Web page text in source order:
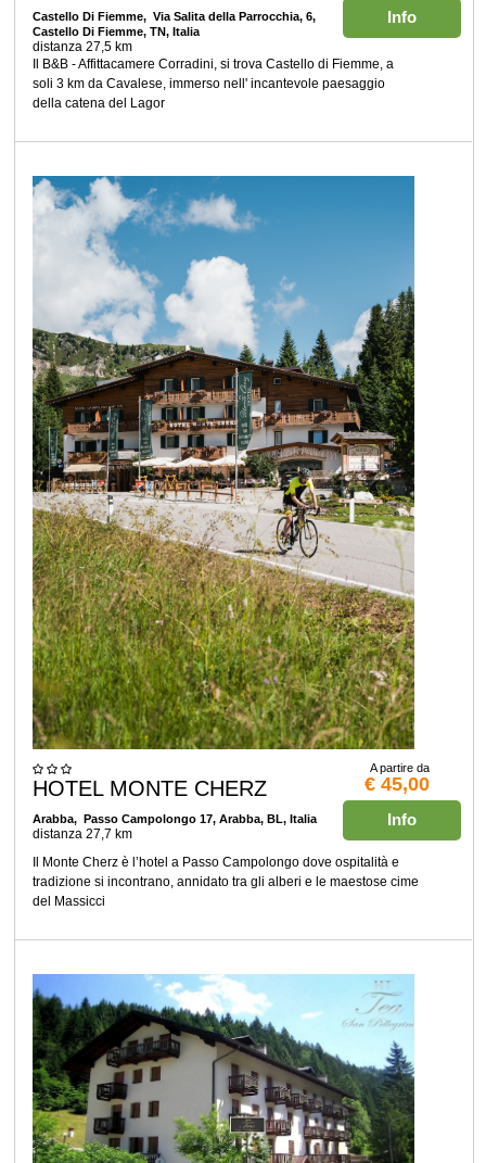
Info
Castello Di Fiemme, Via Salita della Parrocchia, 6,
Castello Di Fiemme, TN, Italia
distanza 27,5 km
Il B&B - Affittacamere Corradini, si trova Castello di Fiemme, a
soli 3 km da Cavalese, immerso nell' incantevole paesaggio
della catena del Lagor
A partire da
€ 45,00
Info
HOTEL MONTE CHERZ
Arabba, Passo Campolongo 17, Arabba, BL, Italia
distanza 27,7 km
Il Monte Cherz è l’hotel a Passo Campolongo dove ospitalità e
tradizione si incontrano, annidato tra gli alberi e le maestose cime
del Massicci